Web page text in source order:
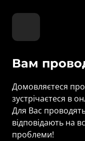
Вам
Домовляєтеся про
зустрічаєтеся в
Для Вас проводять
відповідають на
проблеми!